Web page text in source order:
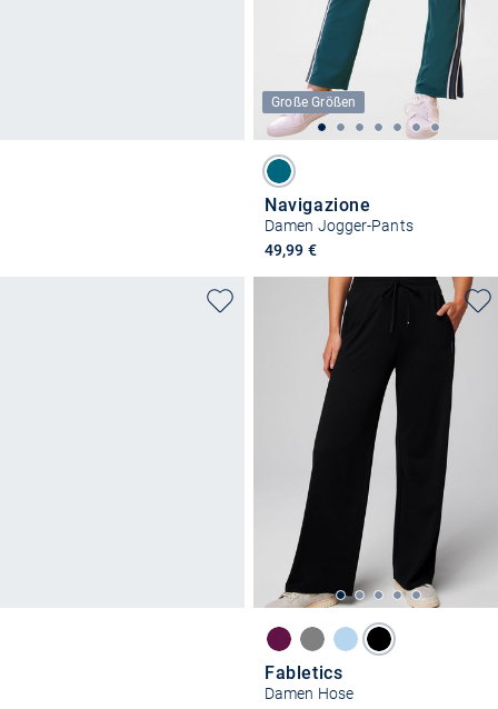
Große Größen
Navigazione
Damen Jogger-Pants
49,99 €
Fabletics
Damen Hose